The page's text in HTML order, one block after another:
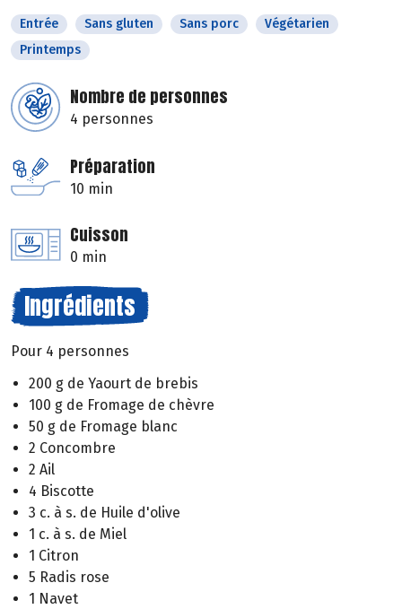
Entrée Sans gluten Sans porc
Végétarien
Printemps
Nombre de personnes
4 personnes
Préparation
10 min
Cuisson
0 min
Ingrédients
Pour 4 personnes
200 g de Yaourt de brebis
100 g de Fromage de chèvre
50 g de Fromage blanc
2 Concombre
2 Ail
4 Biscotte
3 c. à s. de Huile d'olive
1 c. à s. de Miel
1 Citron
5 Radis rose
1 Navet